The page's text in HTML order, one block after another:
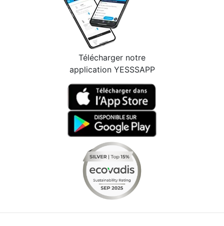
Télécharger notre
application YESSSAPP